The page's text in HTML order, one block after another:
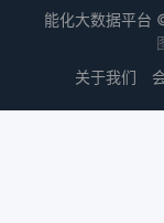
(1979--),男，
酸、脂肪酸、
处生,主要从
能化大数据平台
关于我们